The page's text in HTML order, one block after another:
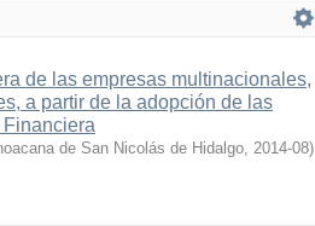
de las empresas multinacionales,
a partir de la adopción de las
de San Nicolás de Hidalgo, 2014-08)